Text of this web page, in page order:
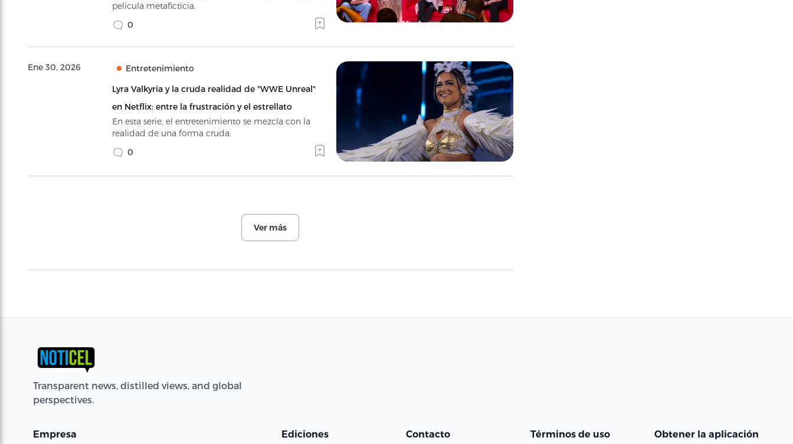
película metaficticia.
0
Ene 30, 2026 Entretenimiento
Lyra Valkyria y la cruda realidad de "WWE Unreal"
en Netflix: entre la frustración y el estrellato
En esta serie, el entretenimiento se mezcla con la
realidad de una forma cruda.
0
Ver más
Transparent news, distilled views, and global
perspectives.
Empresa Ediciones Contacto Términos de uso Obtener la aplicación